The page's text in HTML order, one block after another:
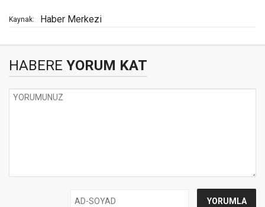
Kaynak: Haber Merkezi
HABERE YORUM KAT